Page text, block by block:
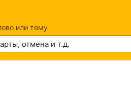
или тему